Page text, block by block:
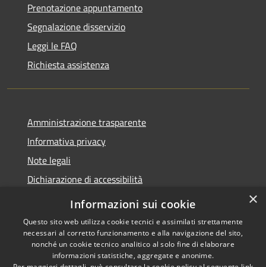
Prenotazione appuntamento
Segnalazione disservizio
Leggi le FAQ
Richiesta assistenza
Amministrazione trasparente
Informativa privacy
Note legali
Dichiarazione di accessibilità
RSS
Accessibilità
Copyright © 2026 • Comune di
Belpasso • Powered by
×
Informazioni sui cookie
Questo sito web utilizza cookie tecnici e assimilati strettamente
necessari al corretto funzionamento e alla navigazione del sito,
nonché un cookie tecnico analitico al solo fine di elaborare
informazioni statistiche, aggregate e anonime.